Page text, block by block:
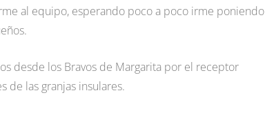
al equipo, esperando poco a poco irme poniendo
desde los Bravos de Margarita por el receptor
de las granjas insulares.